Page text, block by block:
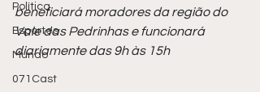
Política
Esportes
Mundo
071Cast
beneficiará moradores da região do
Vale das Pedrinhas e funcionará
diariamente das 9h às 15h